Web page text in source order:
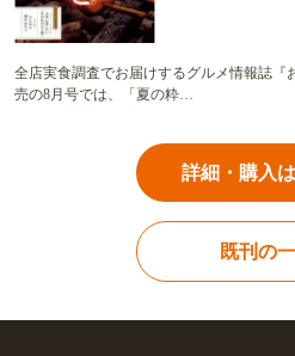
全店実食調査でお届けするグルメ情報誌『
売の8月号では、「夏の粋…
詳細・購入
既刊の